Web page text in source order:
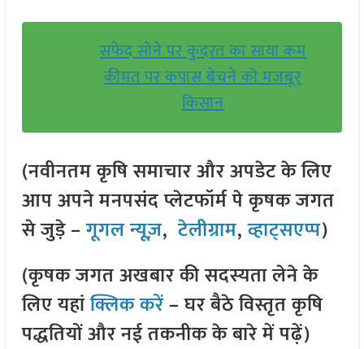
सफेद सोने पर कुदरत का साया कम
कीमत पर कपास बेचने को मजबूर
किसान
(नवीनतम कृषि समाचार और अपडेट के लिए
आप अपने मनपसंद प्लेटफॉर्म पे कृषक जगत
से जुड़े –गूगल न्यूज़,टेलीग्राम,व्हाट्सएप्प)
(कृषक जगत अखबार की सदस्यता लेने के
लिए यहांक्लिक करें– घर बैठे विस्तृत कृषि
पद्धतियों और नई तकनीक के बारे में पढ़ें)